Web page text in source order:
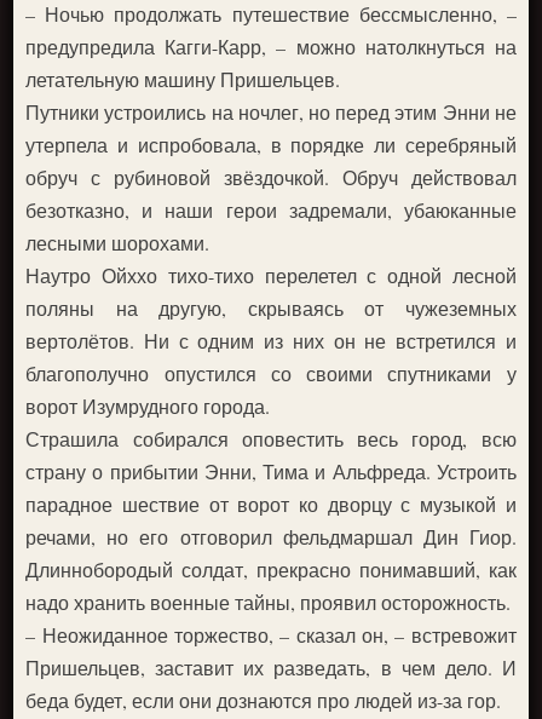
– Ночью продолжать путешествие бессмысленно, –
предупредила Кагги-Карр, – можно натолкнуться на
летательную машину Пришельцев.
Путники устроились на ночлег, но перед этим Энни не
утерпела и испробовала, в порядке ли серебряный
обруч с рубиновой звёздочкой. Обруч действовал
безотказно, и наши герои задремали, убаюканные
лесными шорохами.
Наутро Ойххо тихо-тихо перелетел с одной лесной
поляны на другую, скрываясь от чужеземных
вертолётов. Ни с одним из них он не встретился и
благополучно опустился со своими спутниками у
ворот Изумрудного города.
Страшила собирался оповестить весь город, всю
страну о прибытии Энни, Тима и Альфреда. Устроить
парадное шествие от ворот ко дворцу с музыкой и
речами, но его отговорил фельдмаршал Дин Гиор.
Длиннобородый солдат, прекрасно понимавший, как
надо хранить военные тайны, проявил осторожность.
– Неожиданное торжество, – сказал он, – встревожит
Пришельцев, заставит их разведать, в чем дело. И
беда будет, если они дознаются про людей из-за гор.